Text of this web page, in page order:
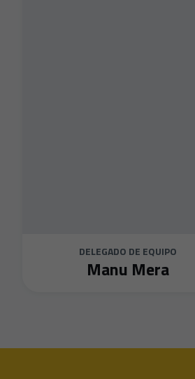
DELEGADO DE EQUIPO
Manu Mera